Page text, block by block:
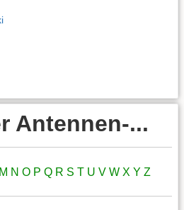
Antennen-...
M N O P Q R S T U V W X Y Z